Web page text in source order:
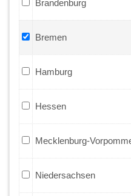
Brandenburg
Bremen
Hamburg
Hessen
Mecklenburg-
Niedersachsen